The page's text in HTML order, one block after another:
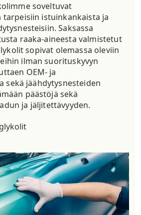
soveltuvat
istuinkankaista ja
Saksassa
raaka-aineesta valmistetut
sopivat olemassa oleviin
ilman suorituskyvyn
OEM- ja
sekä jäähdytysnesteiden
päästöjä sekä
ja jäljitettävyyden.